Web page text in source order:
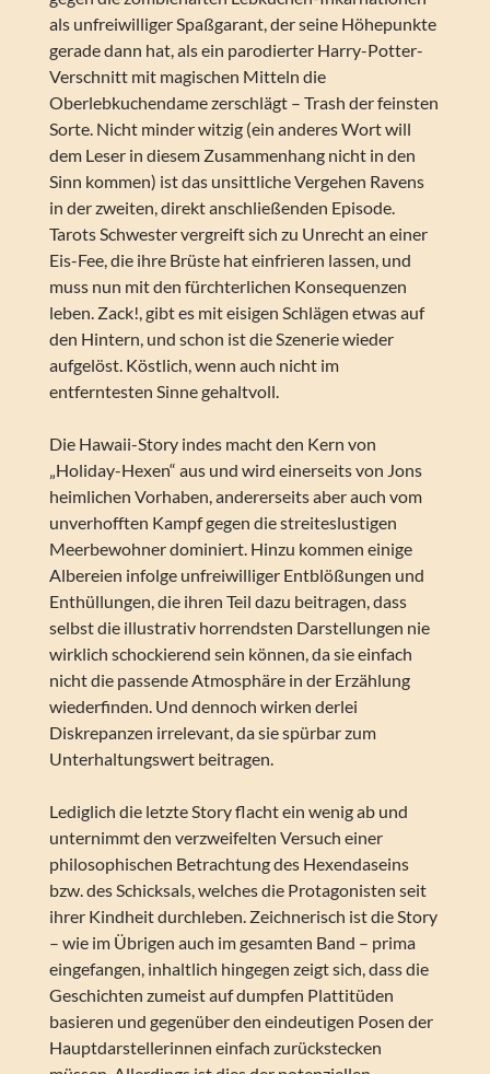
als unfreiwilliger Spaßgarant, der seine Höhepunkte
gerade dann hat, als ein parodierter Harry-Potter-
Verschnitt mit magischen Mitteln die
Oberlebkuchendame zerschlägt – Trash der feinsten
Sorte. Nicht minder witzig (ein anderes Wort will
dem Leser in diesem Zusammenhang nicht in den
Sinn kommen) ist das unsittliche Vergehen Ravens
in der zweiten, direkt anschließenden Episode.
Tarots Schwester vergreift sich zu Unrecht an einer
Eis-Fee, die ihre Brüste hat einfrieren lassen, und
muss nun mit den fürchterlichen Konsequenzen
leben. Zack!, gibt es mit eisigen Schlägen etwas auf
den Hintern, und schon ist die Szenerie wieder
aufgelöst. Köstlich, wenn auch nicht im
entferntesten Sinne gehaltvoll.
Die Hawaii-Story indes macht den Kern von
„Holiday-Hexen“ aus und wird einerseits von Jons
heimlichen Vorhaben, andererseits aber auch vom
unverhofften Kampf gegen die streiteslustigen
Meerbewohner dominiert. Hinzu kommen einige
Albereien infolge unfreiwilliger Entblößungen und
Enthüllungen, die ihren Teil dazu beitragen, dass
selbst die illustrativ horrendsten Darstellungen nie
wirklich schockierend sein können, da sie einfach
nicht die passende Atmosphäre in der Erzählung
wiederfinden. Und dennoch wirken derlei
Diskrepanzen irrelevant, da sie spürbar zum
Unterhaltungswert beitragen.
Lediglich die letzte Story flacht ein wenig ab und
unternimmt den verzweifelten Versuch einer
philosophischen Betrachtung des Hexendaseins
bzw. des Schicksals, welches die Protagonisten seit
ihrer Kindheit durchleben. Zeichnerisch ist die Story
– wie im Übrigen auch im gesamten Band – prima
eingefangen, inhaltlich hingegen zeigt sich, dass die
Geschichten zumeist auf dumpfen Plattitüden
basieren und gegenüber den eindeutigen Posen der
Hauptdarstellerinnen einfach zurückstecken